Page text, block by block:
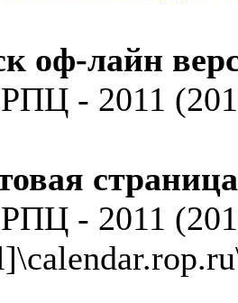
оф-лайн
- 2011
- 2011